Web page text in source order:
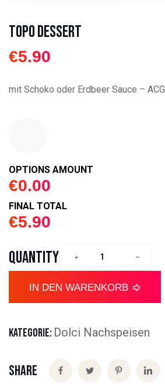
Topo Dessert
€5.90
mit Schoko oder Erdbeer Sauce – ACG
OPTIONS AMOUNT
€0.00
FINAL TOTAL
€5.90
QUANTITY
IN DEN WARENKORB
KATEGORIE: Dolci Nachspeisen
Share